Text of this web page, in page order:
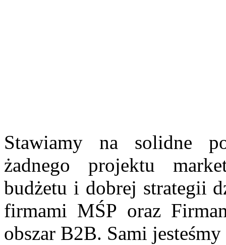
Stawiamy na solidne
żadnego projektu
budżetu i dobrej strategii
firmami MŚP oraz
obszar B2B. Sami